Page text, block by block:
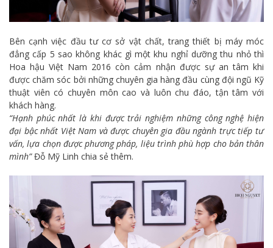
Bên cạnh việc đầu tư cơ sở vật chất, trang thiết bị máy móc
đẳng cấp 5 sao không khác gì một khu nghỉ dưỡng thu nhỏ thì
Hoa hậu Việt Nam 2016 còn cảm nhận được sự an tâm khi
được chăm sóc bởi những chuyên gia hàng đầu cùng đội ngũ Kỹ
thuật viên có chuyên môn cao và luôn chu đáo, tận tâm với
khách hàng.
“Hạnh phúc nhất là khi được trải nghiệm những công nghệ hiện
đại bậc nhất Việt Nam và được chuyên gia đầu ngành trực tiếp tư
vấn, lựa chọn được phương pháp, liệu trình phù hợp cho bản thân
mình”Đỗ Mỹ Linh chia sẻ thêm.